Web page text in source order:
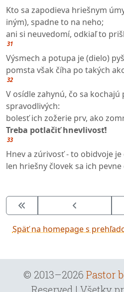
Kto sa zapodieva hriešnym
iným), spadne to na neho;
ani si neuvedomí, odkiaľ to
31
Výsmech a potupa je (dielo)
pomsta však číha po takých
32
V osídle zahynú, čo sa kochajú
spravodlivých:
bolesť ich zožerie prv, ako
Treba potlačiť hnevlivosť!
33
Hnev a zúrivosť - to obidvoje
len hriešny človek sa ich pevne
Späť na homepage s
© 2013–2026 Pastor
Reserved | Všetky